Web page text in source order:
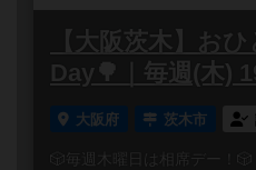
【大阪茨木】お
Day🌳｜毎週(木)
大阪府 茨木市
🎲毎週木曜日は相席デー！🎲